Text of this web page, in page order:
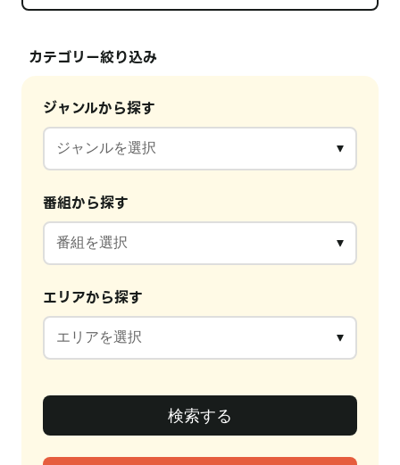
カテゴリー絞り込み
ジャンルから探す
番組から探す
エリアから探す